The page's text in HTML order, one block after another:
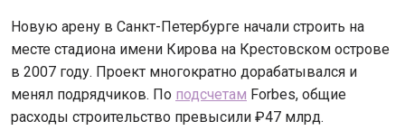
Новую арену в Санкт-Петербурге начали строить на
месте стадиона имени Кирова на Крестовском острове
в 2007 году. Проект многократно дорабатывался и
менял подрядчиков. По подсчетам Forbes, общие
расходы строительство превысили ₽47 млрд.